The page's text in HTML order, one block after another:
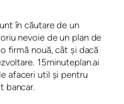
în căutare de un
nevoie de un plan de
firmă nouă, cât și dacă
15minuteplan.ai
afaceri util și pentru
bancar.